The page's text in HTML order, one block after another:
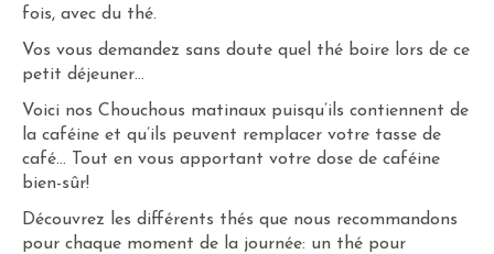
fois, avec du thé.
Vos vous demandez sans doute quel thé boire lors de ce
petit déjeuner…
Voici nos Chouchous matinaux puisqu’ils contiennent de
la caféine et qu’ils peuvent remplacer votre tasse de
café… Tout en vous apportant votre dose de caféine
bien-sûr!
Découvrez les différents thés que nous recommandons
pour chaque moment de la journée: un thé pour